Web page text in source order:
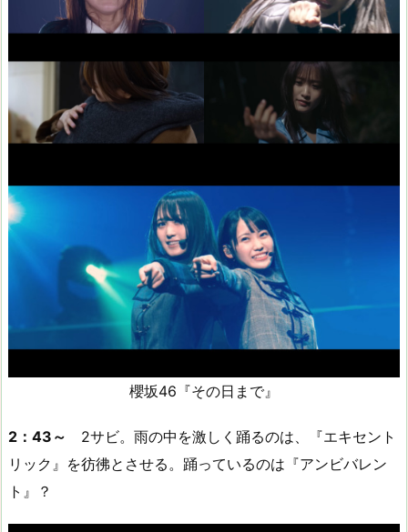
櫻坂46『その日まで』
2：43～ 2サビ。雨の中を激しく踊るのは、『エキセント
リック』を彷彿とさせる。踊っているのは『アンビバレン
ト』？